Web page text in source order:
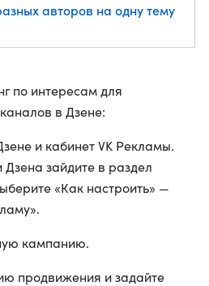
авторов на одну тему
по интересам для
в Дзене:
и кабинет VK Рекламы.
Дзена зайдите в раздел
«Как настроить» —
кампанию.
продвижения и задайте